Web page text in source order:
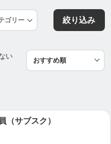
膝も痛くなりました。
た。
この恋は終わりました
康になり、思わぬ副産
絞り込み
い
（サブスク）